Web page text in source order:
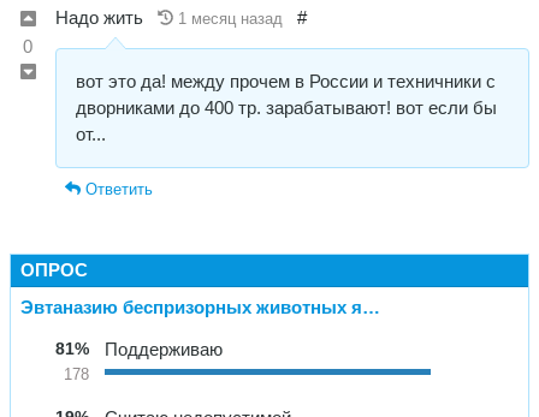
0
Надо жить 1 месяц назад #
вот это да! между прочем в России и техничники с
дворниками до 400 тр. зарабатывают! вот если бы
от...
Ответить
ОПРОС
Эвтаназию беспризорных животных я…
81%
178
Поддерживаю